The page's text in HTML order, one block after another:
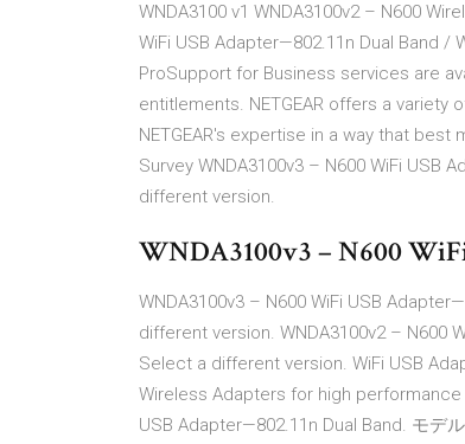
WNDA3100 v1 WNDA3100v2 – N600
WiFi USB Adapter—802.11n Dual Band /
ProSupport for Business services are
entitlements. NETGEAR offers a
NETGEAR's expertise in a way that
Survey WNDA3100v3 – N600 WiFi USB
different version.
WNDA3100v3 – N600
WNDA3100v3 – N600 WiFi USB
different version. WNDA3100v2 – N600
Select a different version. WiFi USB
Wireless Adapters for high
USB Adapter—802.11n Dual Band. モデ